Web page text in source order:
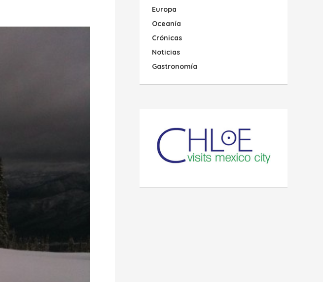
Europa
Oceanía
Crónicas
Noticias
Gastronomía